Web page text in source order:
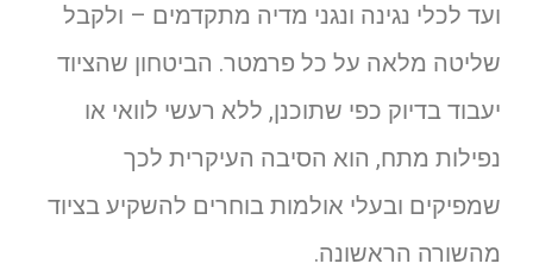
ועד לכלי נגינה ונגני מדיה מתקדמים – ולקבל
שליטה מלאה על כל פרמטר. הביטחון שהציוד
יעבוד בדיוק כפי שתוכנן, ללא רעשי לוואי או
נפילות מתח, הוא הסיבה העיקרית לכך
שמפיקים ובעלי אולמות בוחרים להשקיע בציוד
מהשורה הראשונה.